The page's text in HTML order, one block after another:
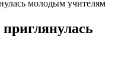
молодым учителям